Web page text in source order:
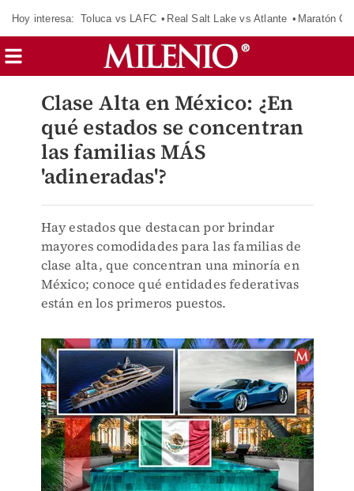
Hoy interesa: Toluca vs LAFC Real Salt Lake vs Atlante Maratón
Clase Alta en México: ¿En
qué estados se concentran
las familias MÁS
'adineradas'?
Hay estados que destacan por brindar
mayores comodidades para las familias de
clase alta, que concentran una minoría en
México; conoce qué entidades federativas
están en los primeros puestos.